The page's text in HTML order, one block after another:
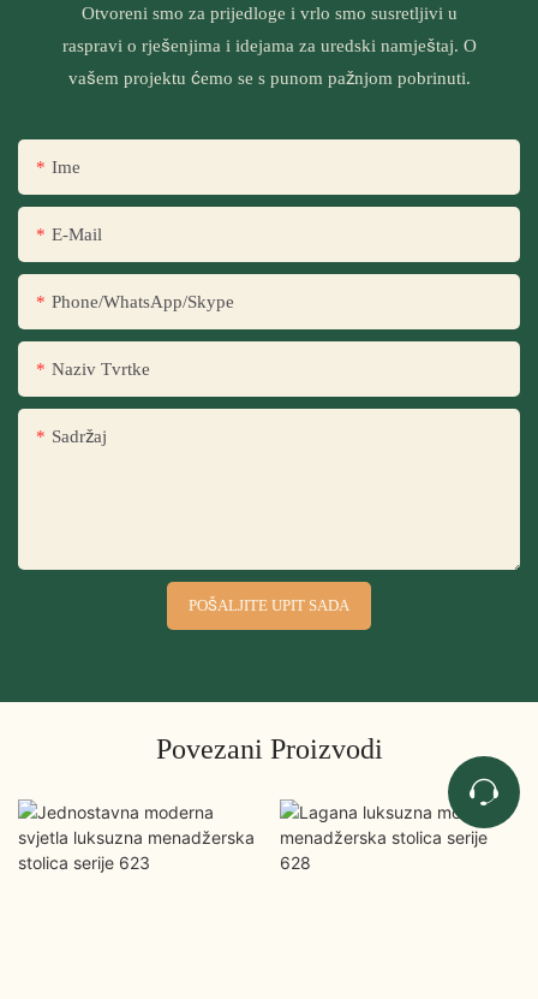
Otvoreni smo za prijedloge i vrlo smo susretljivi u
raspravi o rješenjima i idejama za uredski namještaj. O
vašem projektu ćemo se s punom pažnjom pobrinuti.
Ime
E-Mail
Phone/WhatsApp/Skype
Naziv Tvrtke
Sadržaj
POŠALJITE UPIT SADA
Povezani Proizvodi